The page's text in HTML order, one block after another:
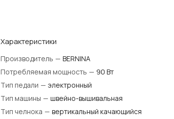
Характеристики
Производитель — BERNINA
Потребляемая мощность — 90 Вт
Тип педали — электронный
Тип машины — швейно-вышивальная
Тип челнока — вертикальный качающийся